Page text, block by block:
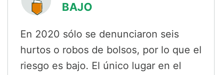
BAJO
En 2020 sólo se denunciaron seis
hurtos o robos de bolsos, por lo que el
riesgo es bajo. El único lugar en el